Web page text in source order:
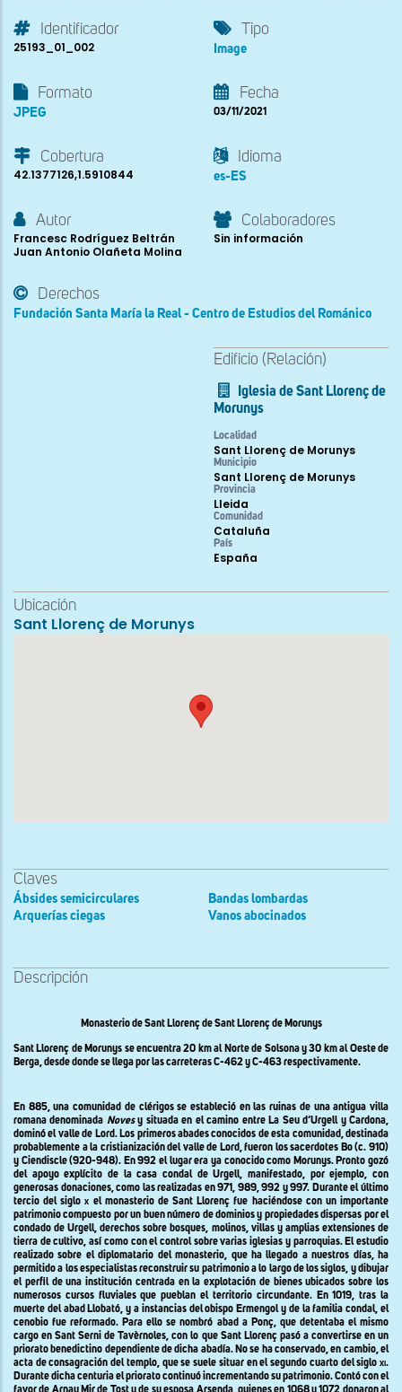
Identificador
25193_01_002
Tipo
Image
Formato
JPEG
Fecha
03/11/2021
Cobertura
42.1377126,1.5910844
Idioma
es-ES
Autor
Francesc Rodríguez Beltrán
Juan Antonio Olañeta Molina
Colaboradores
Sin información
Derechos
Fundación Santa María la Real - Centro de Estudios del Románico
Edificio (Relación)
Iglesia de Sant Llorenç de
Morunys
Localidad
Sant Llorenç de Morunys
Municipio
Sant Llorenç de Morunys
Provincia
Lleida
Comunidad
Cataluña
País
España
Ubicación
Sant Llorenç de Morunys
Claves
Ábsides semicirculares
Arquerías ciegas
Bandas lombardas
Vanos abocinados
Descripción
Monasterio de Sant Llorenç de Sant Llorenç de Morunys
Sant Llorenç de Morunys se encuentra 20 km al Norte de Solsona y 30 km al Oeste de
Berga, desde donde se llega por las carreteras C-462 y C-463 respectivamente.
En 885, una comunidad de clérigos se estableció en las ruinas de una antigua villa
romana denominada Novesy situada en el camino entre La Seu d’Urgell y Cardona,
dominó el valle de Lord. Los primeros abades conocidos de esta comunidad, destinada
probablemente a la cristianización del valle de Lord, fueron los sacerdotes Bo (c. 910)
y Ciendiscle (920-948). En 992 el lugar era ya conocido como Morunys. Pronto gozó
del apoyo explícito de la casa condal de Urgell, manifestado, por ejemplo, con
generosas donaciones, como las realizadas en 971, 989, 992 y 997. Durante el último
tercio del siglox el monasterio de Sant Llorenç fue haciéndose con un importante
patrimonio compuesto por un buen número de dominios y propiedades dispersas por el
condado de Urgell, derechos sobre bosques, molinos, villas y amplias extensiones de
tierra de cultivo, así como con el control sobre varias iglesias y parroquias. El estudio
realizado sobre el diplomatario del monasterio, que ha llegado a nuestros días, ha
permitido a los especialistas reconstruir su patrimonio a lo largo de los siglos, y dibujar
el perfil de una institución centrada en la explotación de bienes ubicados sobre los
numerosos cursos fluviales que pueblan el territorio circundante. En 1019, tras la
muerte del abad Llobató, y a instancias del obispo Ermengol y de la familia condal, el
cenobio fue reformado. Para ello se nombró abad a Ponç, que detentaba el mismo
cargo en Sant Serni de Tavèrnoles, con lo que Sant Llorenç pasó a convertirse en un
priorato benedictino dependiente de dicha abadía. No se ha conservado, en cambio, el
acta de consagración del templo, que se suele situar en el segundo cuarto del siglo xi.
Durante dicha centuria el priorato continuó incrementando su patrimonio. Contó con el